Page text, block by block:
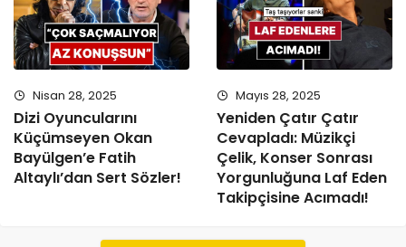
Nisan 28, 2025
Dizi Oyuncularını
Küçümseyen Okan
Bayülgen’e Fatih
Altaylı’dan Sert Sözler!
Mayıs 28, 2025
Yeniden Çatır Çatır
Cevapladı: Müzikçi
Çelik, Konser Sonrası
Yorgunluğuna Laf Eden
Takipçisine Acımadı!